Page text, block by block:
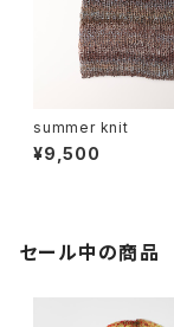
summer knit
¥9,500
セール中の商品